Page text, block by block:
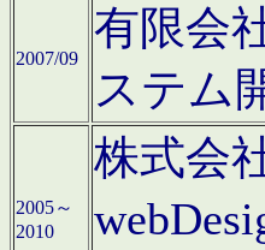
2007/09
有限会
ステム
2005～
2010
株式会